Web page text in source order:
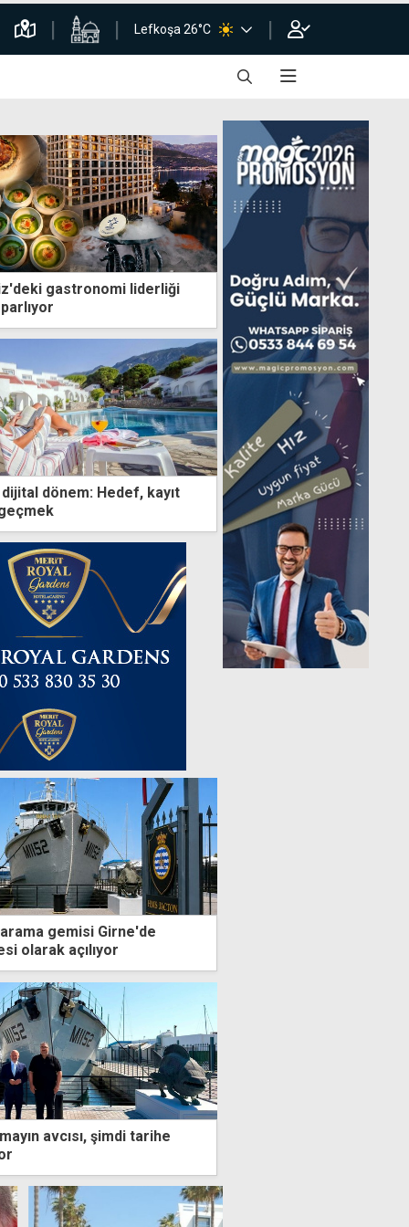
Lefkoşa 26°C
gastronomi liderliği
dönem: Hedef, kayıt
geçmek
tarama gemisi Girne'de
olarak açılıyor
avcısı, şimdi tarihe